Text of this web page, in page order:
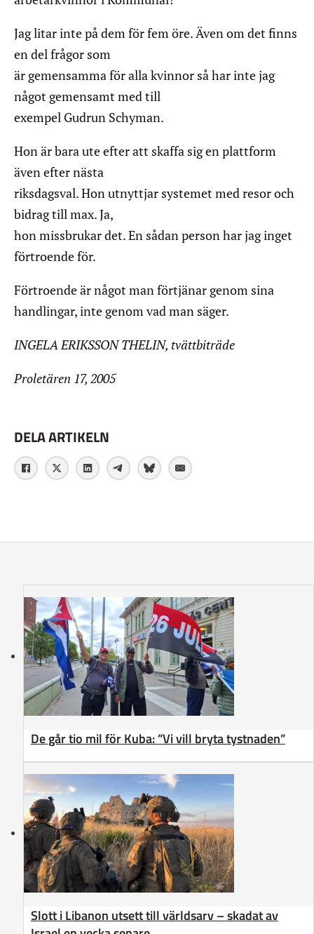
Jag litar inte på dem för fem öre. Även om det finns
en del frågor som
är gemensamma för alla kvinnor så har inte jag
något gemensamt med till
exempel Gudrun Schyman.
Hon är bara ute efter att skaffa sig en plattform
även efter nästa
riksdagsval. Hon utnyttjar systemet med resor och
bidrag till max. Ja,
hon missbrukar det. En sådan person har jag inget
förtroende för.
Förtroende är något man förtjänar genom sina
handlingar, inte genom vad man säger.
INGELA ERIKSSON THELIN, tvättbiträde
Proletären 17, 2005
DELA ARTIKELN
De går tio mil för Kuba: ”Vi vill bryta tystnaden”
Slott i Libanon utsett till världsarv – skadat av